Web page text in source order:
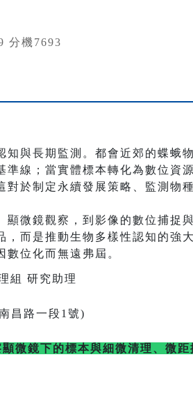
分機7693
與長期監測。都會近郊的蝶蛾
線；當實體標本轉化為數位資
於制定永續發展策略、監測物
微鏡觀察，到影像的數位捕捉
而是推動生物多樣性認知的強
位化而無遠弗屆。
組 研究助理
昌路一段1號)
微鏡下的標本與細微清理、微距